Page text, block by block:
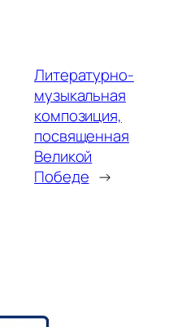
Литературно-
музыкальная
композиция,
посвященная
Великой
Победе →